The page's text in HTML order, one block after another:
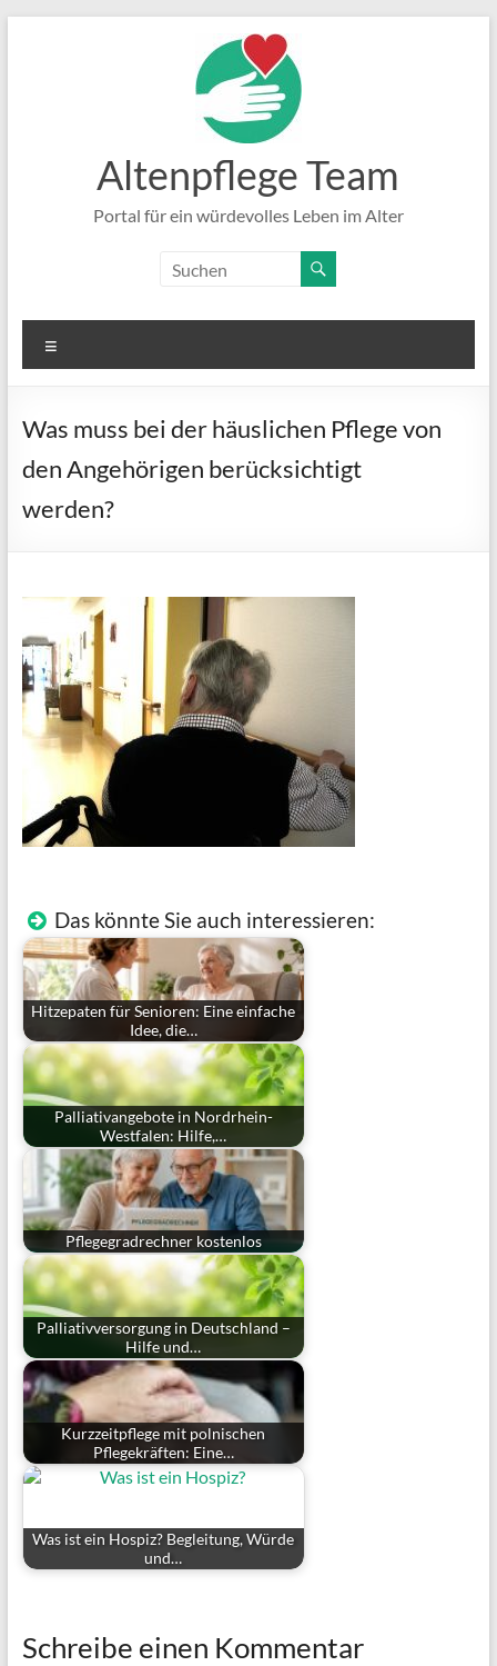
Altenpflege Team
Portal für ein würdevolles Leben im Alter
Was muss bei der häuslichen Pflege von
den Angehörigen berücksichtigt
werden?
Das könnte Sie auch interessieren:
Hitzepaten für Senioren: Eine einfache
Idee, die…
Palliativangebote in Nordrhein-
Westfalen: Hilfe,…
Pflegegradrechner kostenlos
Palliativversorgung in Deutschland –
Hilfe und…
Kurzzeitpflege mit polnischen
Pflegekräften: Eine…
Was ist ein Hospiz? Begleitung, Würde
und…
Schreibe einen Kommentar